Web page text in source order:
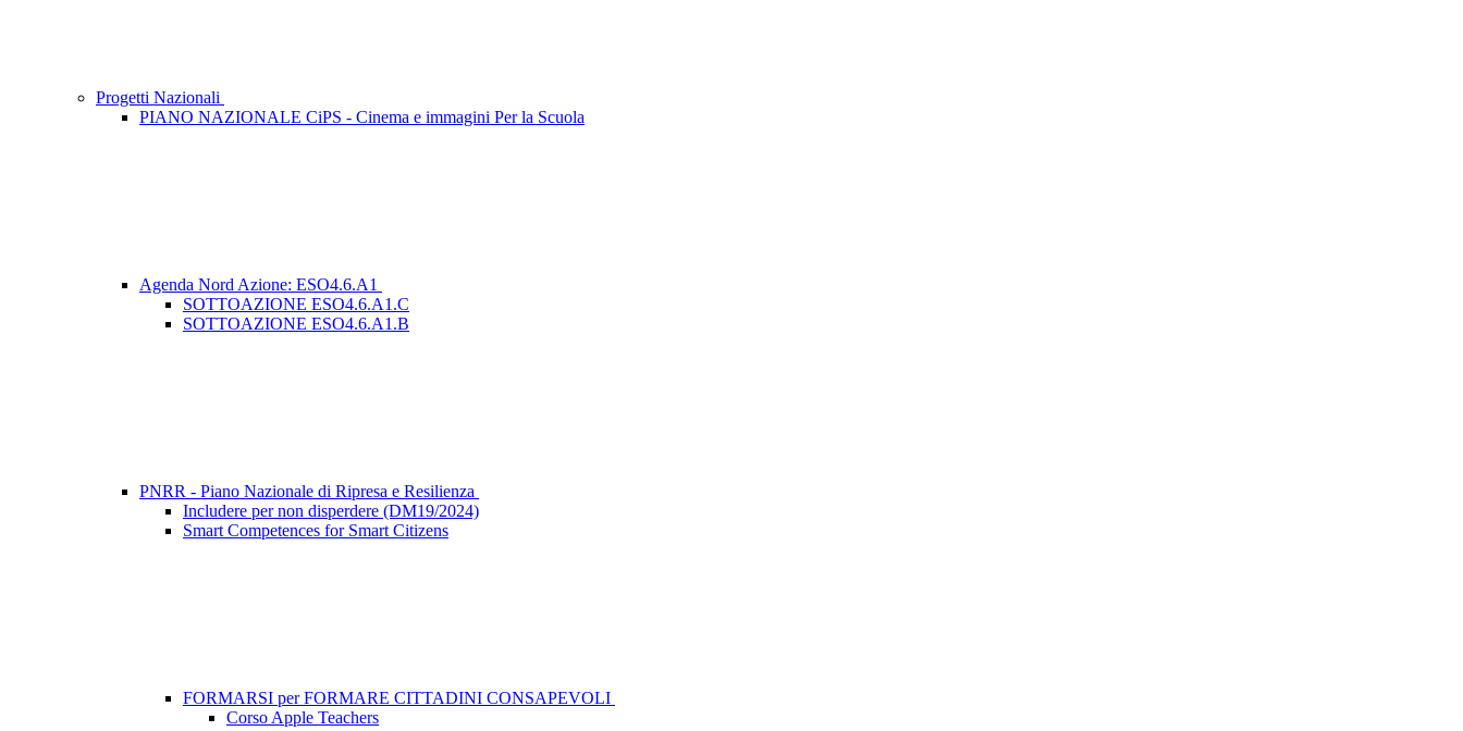
Progetti Nazionali
PIANO NAZIONALE CiPS - Cinema e immagini Per la Scuola
Agenda Nord Azione: ESO4.6.A1
SOTTOAZIONE ESO4.6.A1.C
SOTTOAZIONE ESO4.6.A1.B
PNRR - Piano Nazionale di Ripresa e Resilienza
Includere per non disperdere (DM19/2024)
Smart Competences for Smart Citizens
FORMARSI per FORMARE CITTADINI CONSAPEVOLI
Corso Apple Teachers